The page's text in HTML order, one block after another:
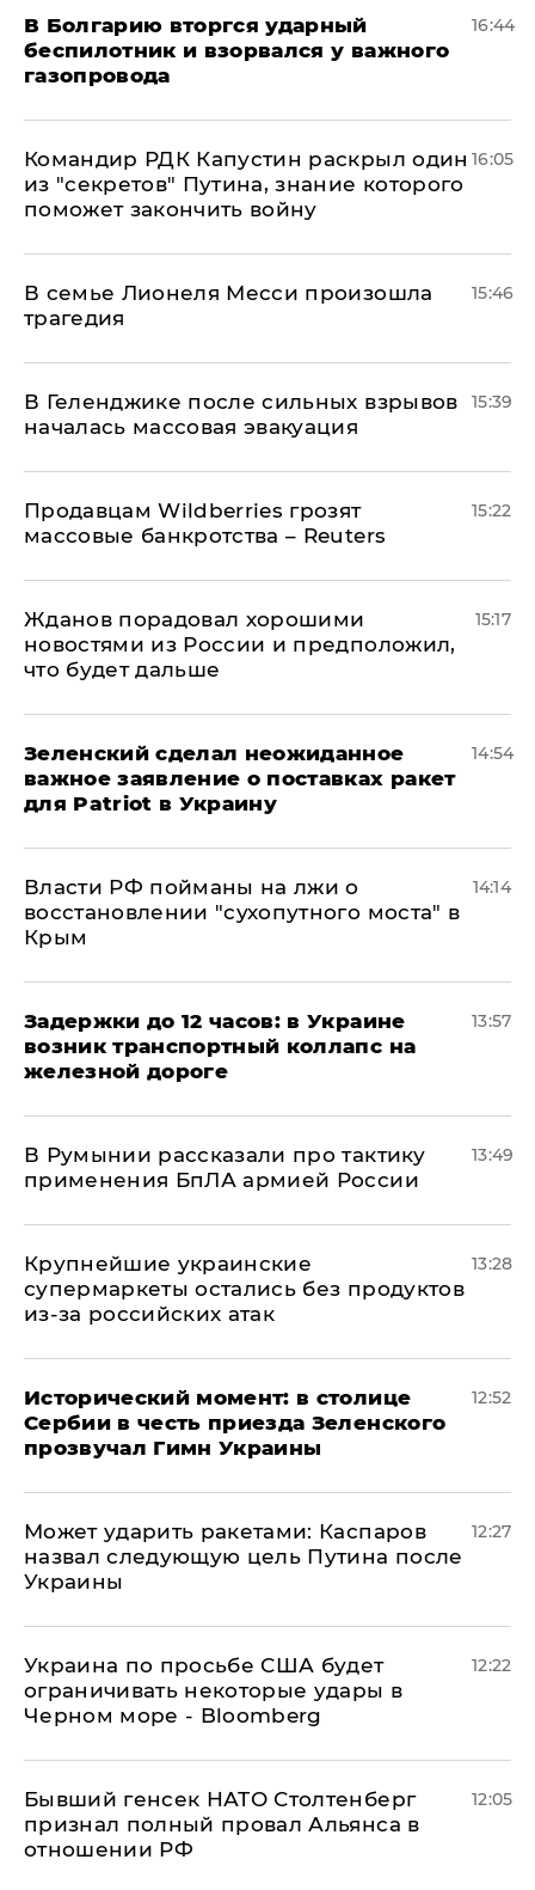
В Болгарию вторгся ударный
беспилотник и взорвался у важного
газопровода
16:44
Командир РДК Капустин раскрыл один
из "секретов" Путина, знание которого
поможет закончить войну
16:05
В семье Лионеля Месси произошла
трагедия
15:46
В Геленджике после сильных взрывов
началась массовая эвакуация
15:39
Продавцам Wildberries грозят
массовые банкротства – Reuters
15:22
Жданов порадовал хорошими
новостями из России и предположил,
что будет дальше
15:17
Зеленский сделал неожиданное
важное заявление о поставках ракет
для Patriot в Украину
14:54
Власти РФ пойманы на лжи о
восстановлении "сухопутного моста" в
Крым
14:14
Задержки до 12 часов: в Украине
возник транспортный коллапс на
железной дороге
13:57
В Румынии рассказали про тактику
применения БпЛА армией России
13:49
Крупнейшие украинские
супермаркеты остались без продуктов
из-за российских атак
13:28
Исторический момент: в столице
Сербии в честь приезда Зеленского
прозвучал Гимн Украины
12:52
Может ударить ракетами: Каспаров
назвал следующую цель Путина после
Украины
12:27
Украина по просьбе США будет
ограничивать некоторые удары в
Черном море - Bloomberg
12:22
Бывший генсек НАТО Столтенберг
признал полный провал Альянса в
отношении РФ
12:05